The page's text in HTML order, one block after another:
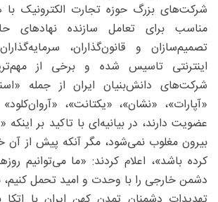
شرکت‌های بزرگ حوزه تجارت الکترونیک
مناسب برای تعامل سازنده نهادهای
تصمیم‌سازان و قانون‌گذاران،
اینترنتی تاسیس شده و برخی از
شرکت‌های دانش‌بنیان ایران از جمله
«آپارات»، «نشان»، «یکتانت»،
عضویت دارند، در بیانیه‌ای با تاکید بر
بیرون مغلوب نمی‌شود، مگر آنکه پیش از آن
کرده باشد»، اعلام کردند: «ما می‌توانیم
دشمن خارجی را با وحدت و امید تحمل کنیم،